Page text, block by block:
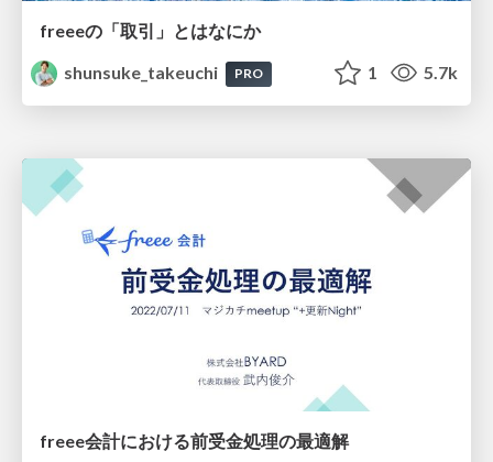
freeeの「取引」とはなにか
shunsuke_takeuchi
PRO 1 5.7k
freee会計における前受金処理の最適解